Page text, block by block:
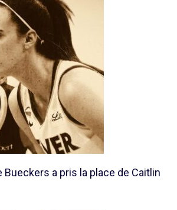
Bueckers a pris la place de Caitlin